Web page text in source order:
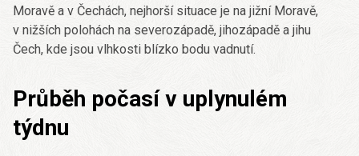
Moravě a v Čechách, nejhorší situace je na jižní Moravě,
v nižších polohách na severozápadě, jihozápadě a jihu
Čech, kde jsou vlhkosti blízko bodu vadnutí.
Průběh počasí v uplynulém
týdnu